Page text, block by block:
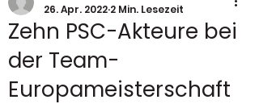
Zehn PSC-Akteure bei
der Team-
Europameisterschaft
26. Apr. 2022 2 Min. Lesezeit